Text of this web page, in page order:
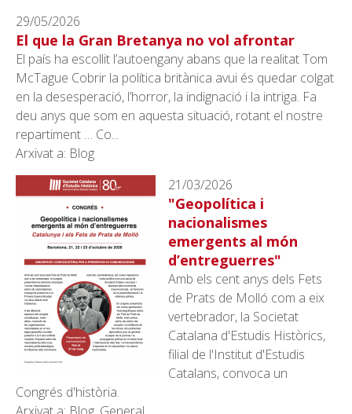
29/05/2026
El que la Gran Bretanya no vol afrontar
El país ha escollit l’autoengany abans que la realitat Tom
McTague Cobrir la política britànica avui és quedar colgat
en la desesperació, l’horror, la indignació i la intriga. Fa
deu anys que som en aquesta situació, rotant el nostre
repartiment … Co...
Arxivat a: Blog
21/03/2026
"Geopolítica i
nacionalismes
emergents al món
d’entreguerres"
Amb els cent anys dels Fets
de Prats de Molló com a eix
vertebrador, la Societat
Catalana d'Estudis Històrics,
filial de l'Institut d'Estudis
Catalans, convoca un
Congrés d'història.